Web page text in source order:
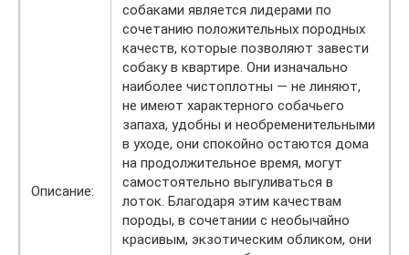
Описание:
собаками является лидерами по
сочетанию положительных породных
качеств, которые позволяют завести
собаку в квартире. Они изначально
наиболее чистоплотны — не линяют,
не имеют характерного собачьего
запаха, удобны и необременительными
в уходе, они спокойно остаются дома
на продолжительное время, могут
самостоятельно выгуливаться в
лоток. Благодаря этим качествам
породы, в сочетании с необычайно
красивым, экзотическим обликом, они